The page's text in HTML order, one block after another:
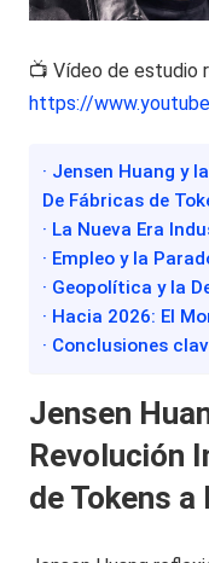
📺 Vídeo de estudio
https://
· Jensen Huang y
De Fábricas de
· La Nueva Era
· Empleo y la
· Geopolítica y la
· Hacia 2026: El
· Conclusiones
Jensen
Revolución
de Tokens